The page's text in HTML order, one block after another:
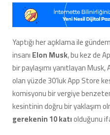
Yaptığı her açıklama ile
insanıElon Musk, bu kez de
bir paylaşımı yanıtlayan Musk,
olan yüzde 30’luk App Store
komisyonu bir vergiye
kesintinin doğru bir yaklaşım
gerekenin 10 katıolduğunu